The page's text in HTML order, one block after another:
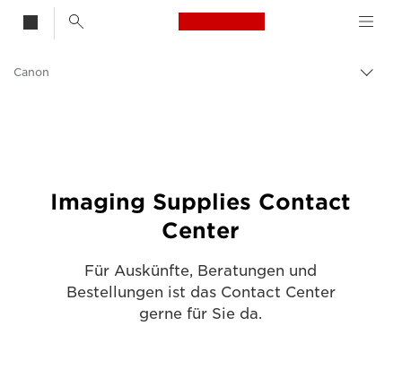
Canon Logo, back
Auf
Canon
Imaging Supplies Contact
Center
Für Auskünfte, Beratungen und
Bestellungen ist das Contact Center
gerne für Sie da.